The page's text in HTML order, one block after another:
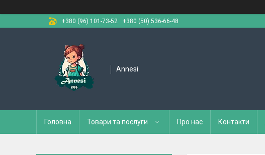
+380 (96) 101-73-52
+380 (50) 536-66-48
Annesi
Головна Товари та послуги Про нас Контакти